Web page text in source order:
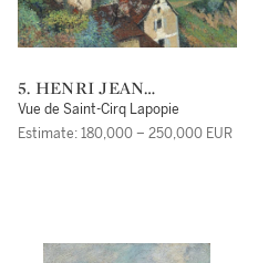
5. HENRI JEAN
GUILLAUME MARTIN
Vue de Saint-Cirq Lapopie
Estimate: 180,000 – 250,000 EUR